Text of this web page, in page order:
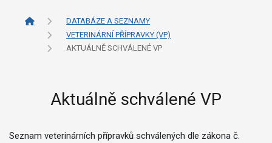
DATABÁZE A SEZNAMY
VETERINÁRNÍ PŘÍPRAVKY (VP)
AKTUÁLNĚ SCHVÁLENÉ VP
Aktuálně schválené VP
Seznam veterinárních přípravků schválených dle zákona č.